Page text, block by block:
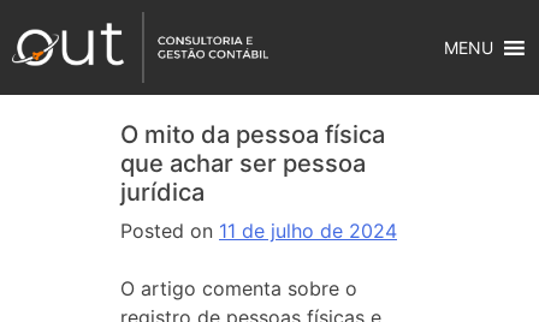
MENU
O mito da pessoa física
que achar ser pessoa
jurídica
Posted on 11 de julho de 2024
O artigo comenta sobre o
registro de pessoas físicas e